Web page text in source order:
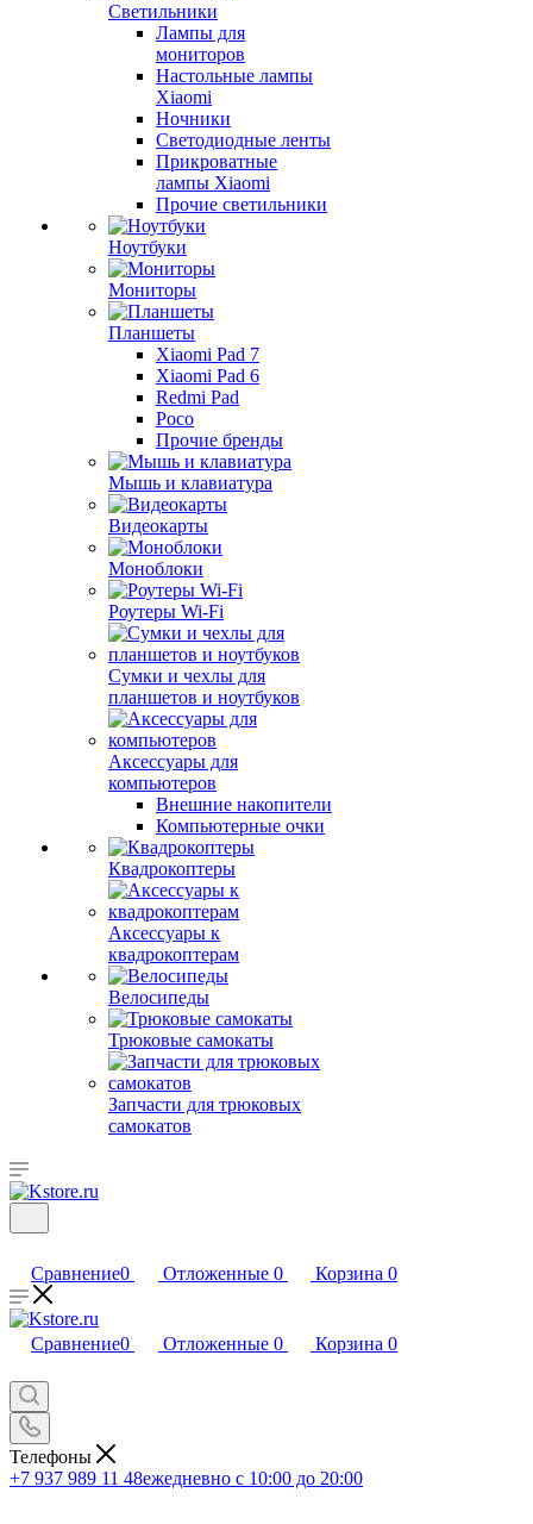
Светильники
Лампы для
мониторов
Настольные лампы
Xiaomi
Ночники
Светодиодные ленты
Прикроватные
лампы Xiaomi
Прочие светильники
Ноутбуки
Мониторы
Планшеты
Xiaomi Pad 7
Xiaomi Pad 6
Redmi Pad
Poco
Прочие бренды
Мышь и клавиатура
Видеокарты
Моноблоки
Роутеры Wi-Fi
Сумки и чехлы для
планшетов и ноутбуков
Аксессуары для
компьютеров
Внешние накопители
Компьютерные очки
Квадрокоптеры
Аксессуары к
квадрокоптерам
Велосипеды
Трюковые самокаты
Запчасти для трюковых
самокатов
Сравнение0 Отложенные 0 Корзина 0
Сравнение0 Отложенные 0 Корзина 0
Телефоны
+7 937 989 11 48ежедневно с 10:00 до 20:00